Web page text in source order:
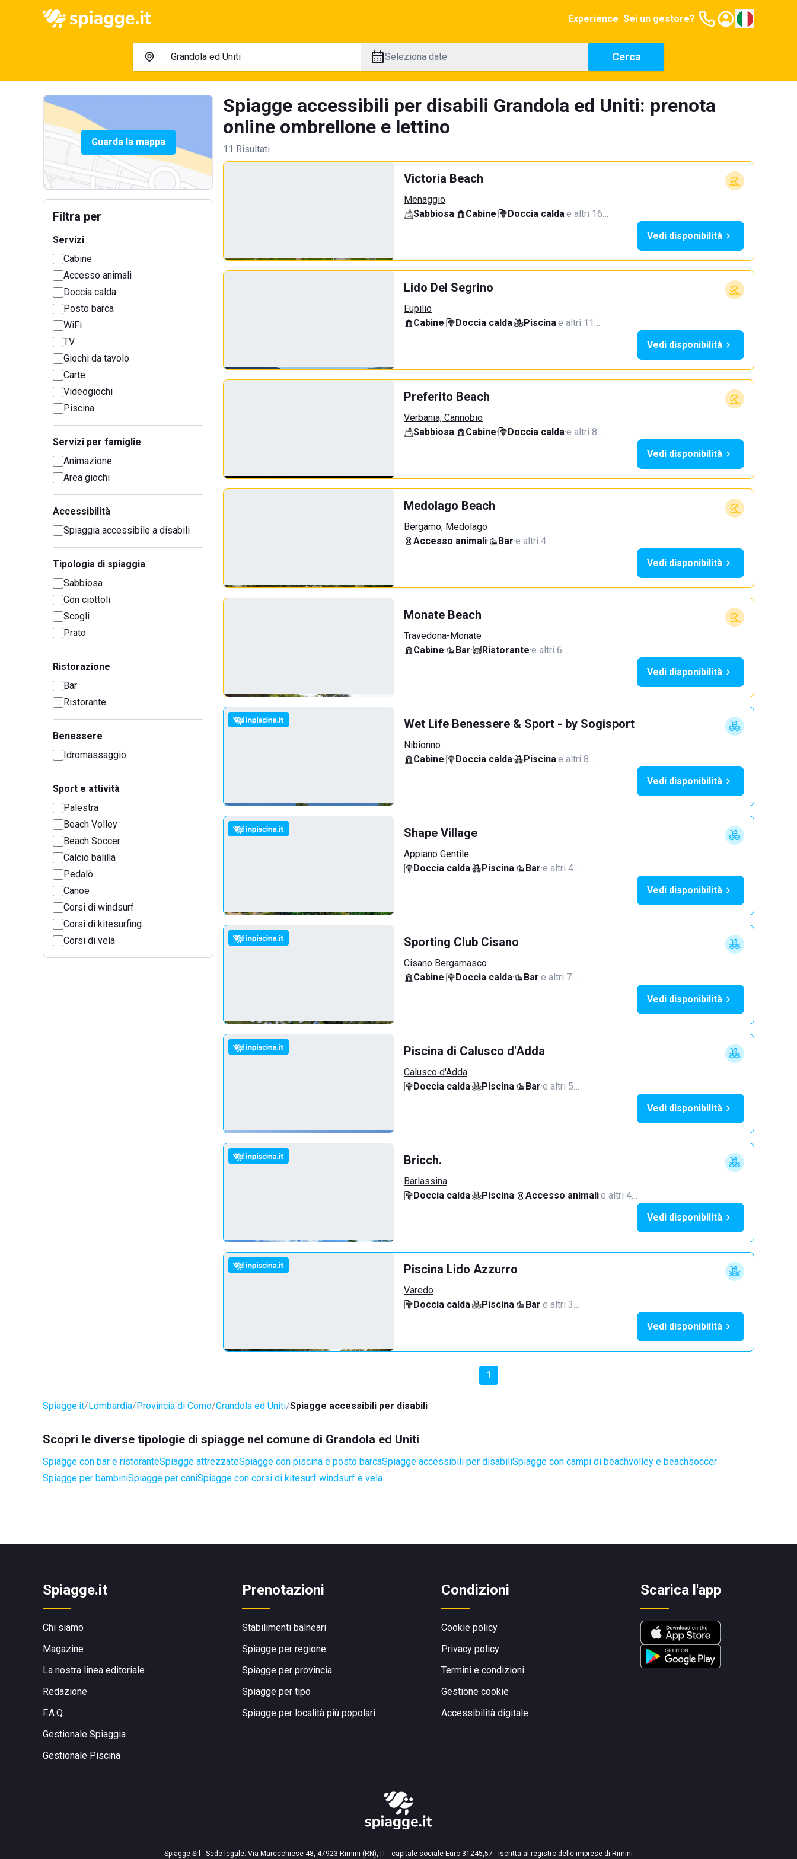
Experience Sei un gestore?
Seleziona date Cerca
Guarda la mappa
Filtra per
Servizi
Cabine
Accesso animali
Doccia calda
Posto barca
WiFi
TV
Giochi da tavolo
Carte
Videogiochi
Piscina
Servizi per famiglie
Animazione
Area giochi
Accessibilità
Spiaggia accessibile a disabili
Tipologia di spiaggia
Sabbiosa
Con ciottoli
Scogli
Prato
Ristorazione
Bar
Ristorante
Benessere
Idromassaggio
Sport e attività
Palestra
Beach Volley
Beach Soccer
Calcio balilla
Pedalò
Canoe
Corsi di windsurf
Corsi di kitesurfing
Corsi di vela
Spiagge accessibili per disabili Grandola ed Uniti: prenota
online ombrellone e lettino
11 Risultati
Victoria Beach
Menaggio
Sabbiosa· Cabine· Doccia calda·e altri 16…
Vedi disponibilità
Lido Del Segrino
Eupilio
Cabine· Doccia calda· Piscina·e altri 11…
Vedi disponibilità
Preferito Beach
Verbania, Cannobio
Sabbiosa· Cabine· Doccia calda·e altri 8…
Vedi disponibilità
Medolago Beach
Bergamo, Medolago
Accesso animali· Bar·e altri 4…
Vedi disponibilità
Monate Beach
Travedona-Monate
Cabine· Bar· Ristorante·e altri 6…
Vedi disponibilità
Wet Life Benessere & Sport - by Sogisport
Nibionno
Cabine· Doccia calda· Piscina·e altri 8…
Vedi disponibilità
Shape Village
Appiano Gentile
Doccia calda· Piscina· Bar·e altri 4…
Vedi disponibilità
Sporting Club Cisano
Cisano Bergamasco
Cabine· Doccia calda· Bar·e altri 7…
Vedi disponibilità
Piscina di Calusco d'Adda
Calusco d'Adda
Doccia calda· Piscina· Bar·e altri 5…
Vedi disponibilità
Bricch.
Barlassina
Doccia calda· Piscina· Accesso animali·e altri 4…
Vedi disponibilità
Piscina Lido Azzurro
Varedo
Doccia calda· Piscina· Bar·e altri 3…
Vedi disponibilità
1
Spiagge.it Lombardia Provincia di Como Grandola ed Uniti Spiagge accessibili per disabili
Scopri le diverse tipologie di spiagge nel comune di Grandola ed Uniti
Spiagge con bar e ristoranteSpiagge attrezzateSpiagge con piscina e posto barcaSpiagge accessibili per disabiliSpiagge con campi di beachvolley e beachsoccer
Spiagge per bambiniSpiagge per caniSpiagge con corsi di kitesurf windsurf e vela
Spiagge.it
Chi siamo
Magazine
La nostra linea editoriale
Redazione
F.A.Q.
Gestionale Spiaggia
Gestionale Piscina
Prenotazioni
Stabilimenti balneari
Spiagge per regione
Spiagge per provincia
Spiagge per tipo
Spiagge per località più popolari
Condizioni
Cookie policy
Privacy policy
Termini e condizioni
Gestione cookie
Accessibilità digitale
Scarica l'app
Spiagge Srl - Sede legale: Via Marecchiese 48, 47923 Rimini (RN), IT - capitale sociale Euro 31245,57 - Iscritta al registro delle imprese di Rimini